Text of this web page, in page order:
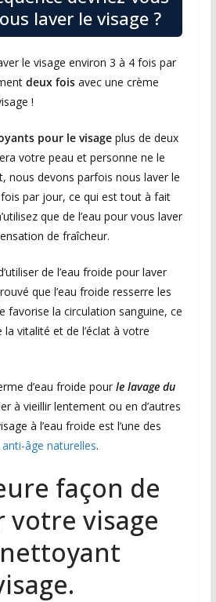
laver le visage ?
le visage environ 3 à 4 fois par
deux foisavec une crème
!
pour le visageplus de deux
votre peau et personne ne le
nous devons parfois nous laver le
par jour, ce qui est tout à fait
que de l’eau pour vous laver
de fraîcheur.
de l’eau froide pour laver
que l’eau froide resserre les
favorise la circulation sanguine, ce
vitalité et de l’éclat à votre
d’eau froide pour le lavage du
à vieillir lentement ou en d’autres
à l’eau froide est l’une des
anti-âge naturelles.
façon de
votre visage